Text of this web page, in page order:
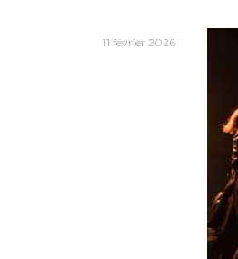
11 février 2026